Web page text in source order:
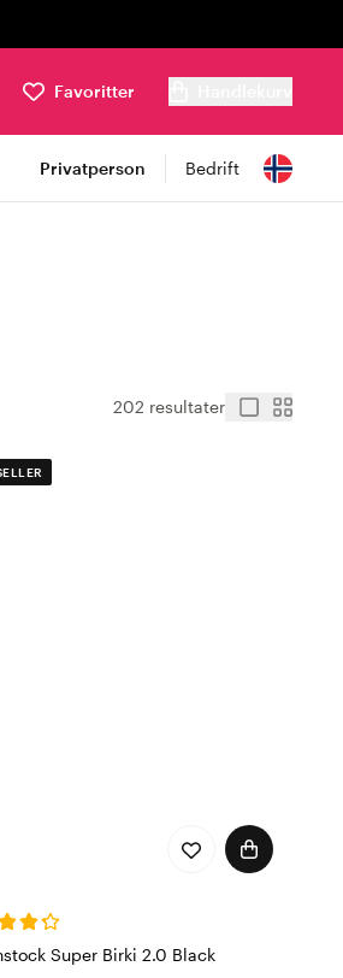
Favoritter
Privatperson Bedrift
202 resultater
Super Birki 2.0 Black